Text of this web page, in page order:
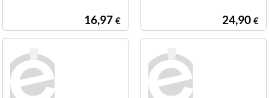
rigio pietraTegli
TEGREBA3022
H HAPPY STON
E bassa Grigio p
ietra (conf. da 2
16,97 € 24,90 €